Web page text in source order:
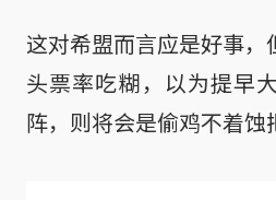
这对希盟而言应是好事
头票率吃糊，以为提早
阵，则将会是偷鸡不着蚀